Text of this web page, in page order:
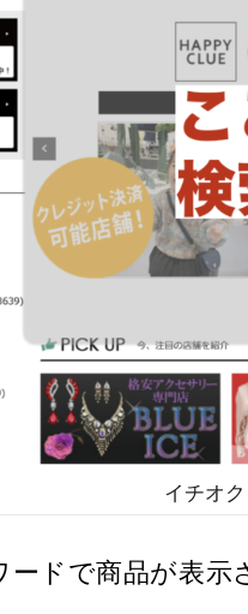
イチオ
ードで商品が表